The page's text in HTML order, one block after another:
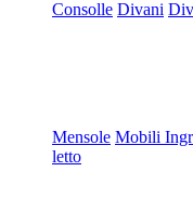
Consolle Divani
Mensole Mobili
letto